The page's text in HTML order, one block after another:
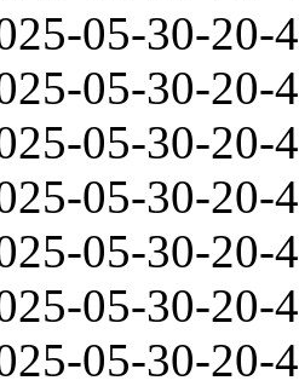
05-30-20-
05-30-20-
05-30-20-
05-30-20-
05-30-20-
05-30-20-
05-30-20-